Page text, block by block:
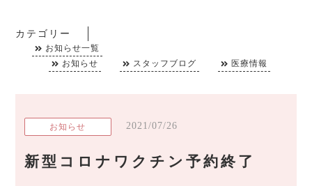
カテゴリー
お知らせ一覧
お知らせ
スタッフブログ 医療情報
お知らせ 2021/07/26
新型コロナワクチン予約終了